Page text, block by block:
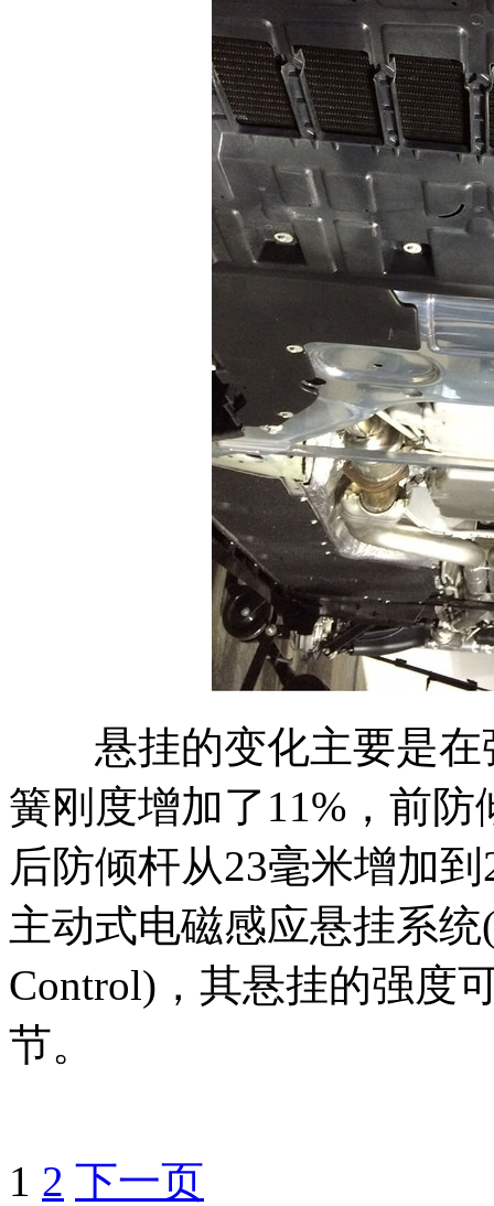
悬挂的变化主要是在
簧刚度增加了11%，前
后防倾杆从23毫米增加
主动式电磁感应悬挂系统
Control)，其悬挂的强度
节。
1 2 下一页